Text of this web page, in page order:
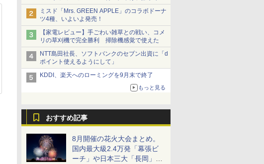
ショーツは1990円に
ミスド「Mrs. GREEN APPLE」のコラボドーナ
ツ4種、いよいよ発売！
【家電レビュー】手ごわい雑草との戦い、コメ
リの草刈機で完全勝利 掃除機感覚で使えた
NTT島田社長、ソフトバンクのセブン出資に「d
ポイント使えるようにして」
KDDI、楽天へのローミングを9月末で終了
もっと見る
おすすめ記事
8月開催の花火大会まとめ。
国内最大級2.4万発「幕張ビ
ーチ」や日本三大「長岡」な